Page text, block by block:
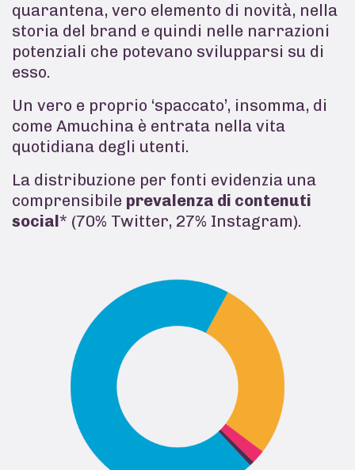
quarantena, vero elemento di novità, nella
storia del brand e quindi nelle narrazioni
potenziali che potevano svilupparsi su di
esso.
Un vero e proprio ‘spaccato’, insomma, di
come Amuchina è entrata nella vita
quotidiana degli utenti.
La distribuzione per fonti evidenzia una
comprensibile prevalenza di contenuti
social* (70% Twitter, 27% Instagram).